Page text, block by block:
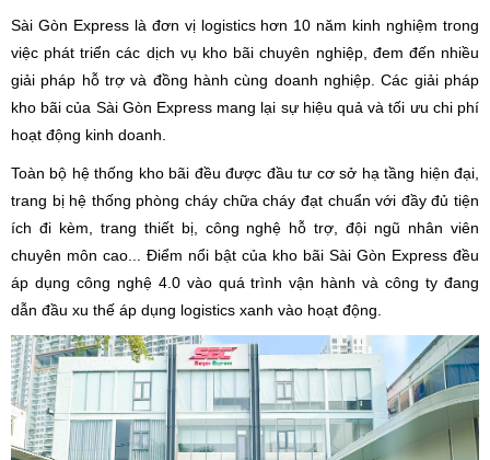
Sài Gòn Express là đơn vị logistics hơn 10 năm kinh nghiệm trong
việc phát triển các dịch vụ kho bãi chuyên nghiệp, đem đến nhiều
giải pháp hỗ trợ và đồng hành cùng doanh nghiệp. Các giải pháp
kho bãi của Sài Gòn Express mang lại sự hiệu quả và tối ưu chi phí
hoạt động kinh doanh.
Toàn bộ hệ thống kho bãi đều được đầu tư cơ sở hạ tầng hiện đại,
trang bị hệ thống phòng cháy chữa cháy đạt chuẩn với đầy đủ tiện
ích đi kèm, trang thiết bị, công nghệ hỗ trợ, đội ngũ nhân viên
chuyên môn cao... Điểm nổi bật của kho bãi Sài Gòn Express đều
áp dụng công nghệ 4.0 vào quá trình vận hành và công ty đang
dẫn đầu xu thế áp dụng logistics xanh vào hoạt động.